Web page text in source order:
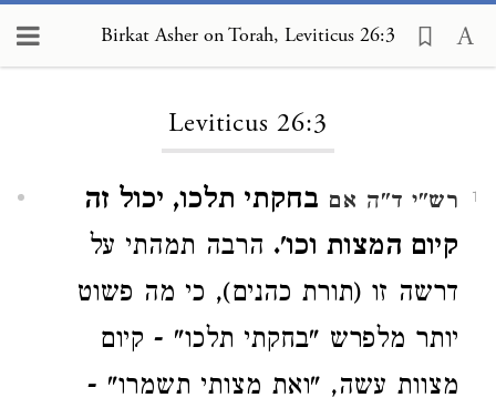
Birkat Asher on Torah, Leviticus 26:3
Leviticus 26:3
1 רש"י ד"ה אם בחקתי תלכו, יכול זה
קיום המצות וכו'. הרבה תמהתי על
דרשה זו (תורת כהנים), כי מה פשוט
יותר מלפרש "בחקתי תלכו" - קיום
מצוות עשה, "ואת מצותי תשמרו" -